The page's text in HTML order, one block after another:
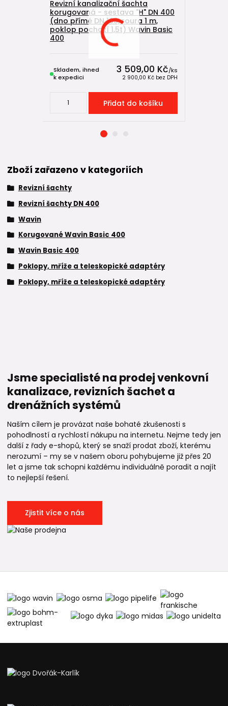
Revizní kanalizační šachta
korugovaná - sestava "H" DN 400
(dno přímé DN 160, roura 1 m,
poklop pochozí 1,5t) Wavin Basic
400
3 509,00 Kč/ks
2 900,00 Kč bez DPH
Skladem, ihned
k expedici
Přidat do košíku
Zboží zařazeno v kategoriích
Revizní šachty
Revizní šachty DN 400
Wavin
Korugované Wavin Basic 400
Wavin Basic 400
Poklopy, mříže a teleskopické adaptéry
Poklopy, mříže a teleskopické adaptéry
Jsme specialisté na prodej venkovní
kanalizace, revizních šachet a
drenážních systémů
Naším cílem je provázat naše bohaté zkušenosti s
pohodlností a rychlostí nákupu na internetu. Nejme tedy jen
další z řady e-shopů, který se snaží prodat zboží, kterému
nerozumí – my se v našem oboru pohybujeme již přes 20
let a jsme tak schopni každému individuálně poradit a najít
to nejlepší řešení.
Zjistit více o nás